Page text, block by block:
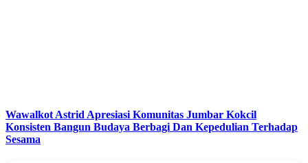
Wawalkot Astrid Apresiasi Komunitas Jumbar Kokcil
Konsisten Bangun Budaya Berbagi Dan Kepedulian Terhadap
Sesama